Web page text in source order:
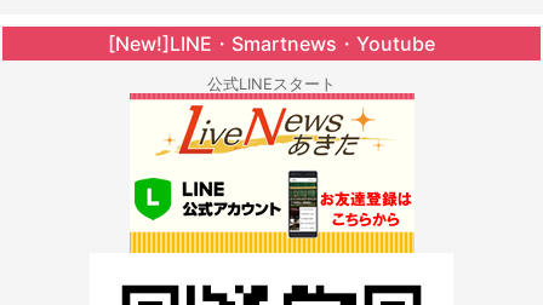
[New!]LINE・Smartnews・Youtube
公式LINEスタート